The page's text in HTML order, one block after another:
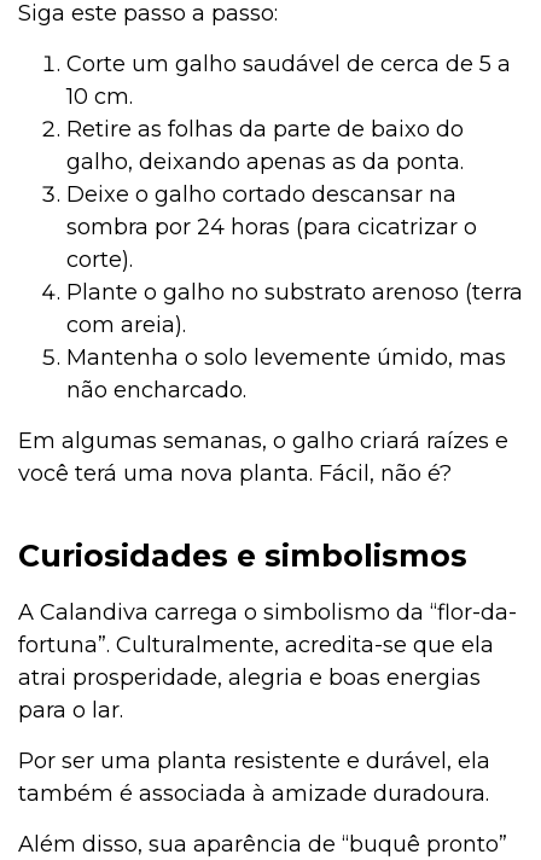
Siga este passo a passo:
Corte um galho saudável de cerca de 5 a
10 cm.
Retire as folhas da parte de baixo do
galho, deixando apenas as da ponta.
Deixe o galho cortado descansar na
sombra por 24 horas (para cicatrizar o
corte).
Plante o galho no substrato arenoso (terra
com areia).
Mantenha o solo levemente úmido, mas
não encharcado.
Em algumas semanas, o galho criará raízes e
você terá uma nova planta. Fácil, não é?
Curiosidades e simbolismos
A Calandiva carrega o simbolismo da “flor-da-
fortuna”. Culturalmente, acredita-se que ela
atrai prosperidade, alegria e boas energias
para o lar.
Por ser uma planta resistente e durável, ela
também é associada à amizade duradoura.
Além disso, sua aparência de “buquê pronto”